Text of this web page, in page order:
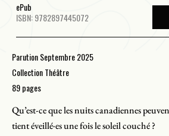
ePub
ISBN: 9782897445072
Parution Septembre 2025
Collection Théâtre
89 pages
Qu’est-ce que les nuits canadiennes
tient éveillé·es une fois le soleil couché ?